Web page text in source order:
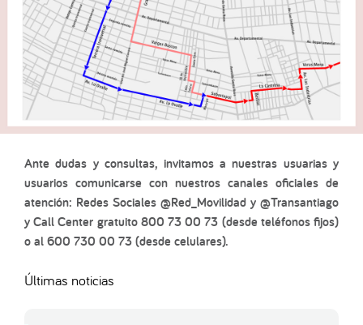
Ante dudas y consultas, invitamos a nuestras usuarias y
usuarios comunicarse con nuestros canales oficiales de
atención: Redes Sociales @Red_Movilidad y @Transantiago
y Call Center gratuito 800 73 00 73 (desde teléfonos fijos)
o al 600 730 00 73 (desde celulares).
Últimas noticias